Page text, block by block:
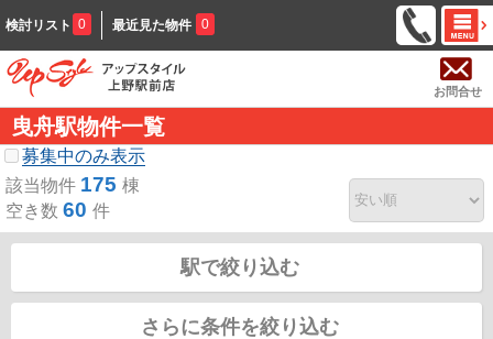
検討リスト 0 最近見た物件 0
お問合せ
曳舟駅物件一覧
募集中のみ表示
該当物件 175 棟
空き数 60 件
駅で絞り込む
さらに条件を絞り込む